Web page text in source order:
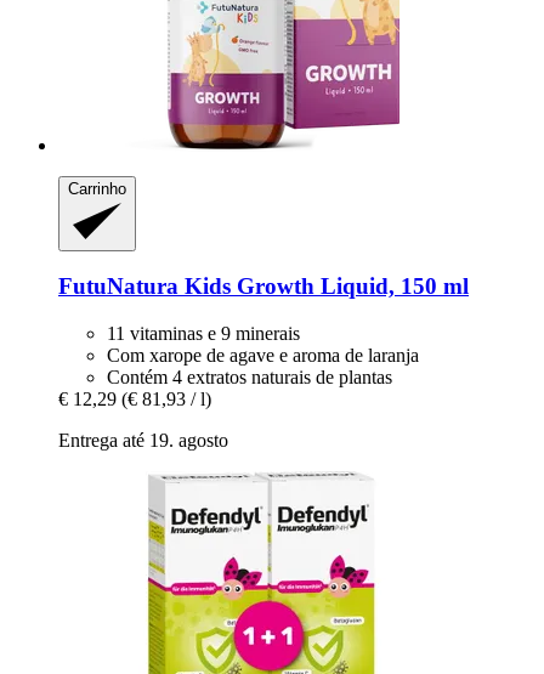
Carrinho
FutuNatura Kids Growth Liquid, 150 ml
11 vitaminas e 9 minerais
Com xarope de agave e aroma de laranja
Contém 4 extratos naturais de plantas
€ 12,29 (€ 81,93 / l)
Entrega até 19. agosto